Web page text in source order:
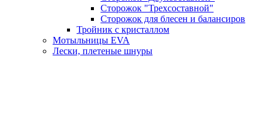
Сторожок "Трехсоставной"
Сторожок для блесен и балансиров
Тройник с кристаллом
Мотыльницы EVA
Лески, плетеные шнуры